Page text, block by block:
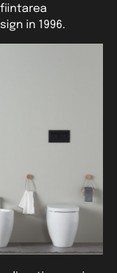
in 1996.